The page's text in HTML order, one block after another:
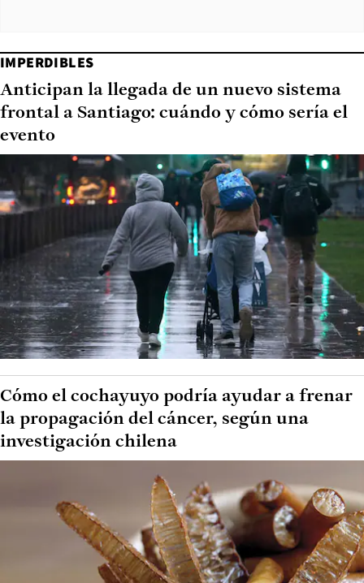
IMPERDIBLES
Anticipan la llegada de un nuevo sistema
frontal a Santiago: cuándo y cómo sería el
evento
Cómo el cochayuyo podría ayudar a frenar
la propagación del cáncer, según una
investigación chilena